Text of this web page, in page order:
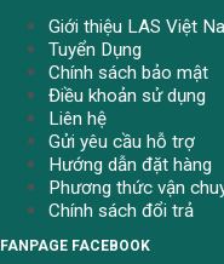
Giới thiệu LAS Việt
Tuyển Dụng
Chính sách bảo mật
Điều khoản sử dụng
Liên hệ
Gửi yêu cầu hỗ trợ
Hướng dẫn đặt hàng
Phương thức vận
Chính sách đổi trả
FANPAGE FACEBOOK